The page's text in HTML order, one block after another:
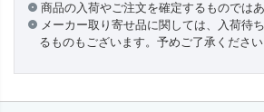
商品の入荷やご注文を確定するものではあ
メーカー取り寄せ品に関しては、入荷待
るものもございます。予めご了承ください